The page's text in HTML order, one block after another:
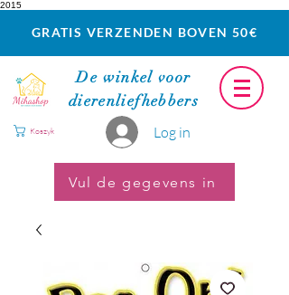
2015
GRATIS VERZENDEN BOVEN 50€
De winkel voor
dierenliefhebbers
Log in
Koszyk
Vul de gegevens in